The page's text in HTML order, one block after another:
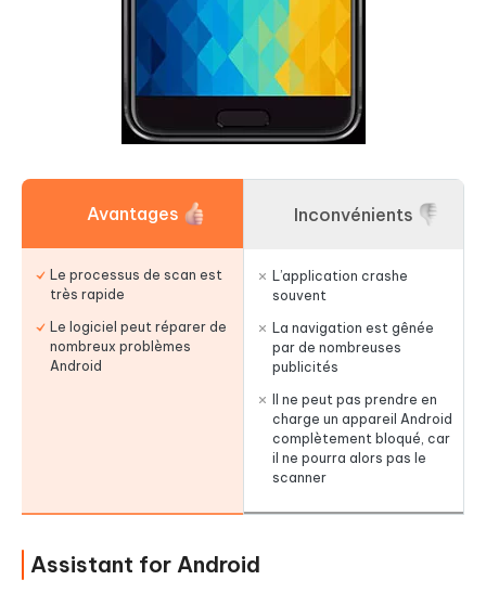
Avantages
Le processus de scan est
très rapide
Le logiciel peut réparer de
nombreux problèmes
Android
Inconvénients
L’application crashe
souvent
La navigation est gênée
par de nombreuses
publicités
Il ne peut pas prendre en
charge un appareil Android
complètement bloqué, car
il ne pourra alors pas le
scanner
Assistant for Android